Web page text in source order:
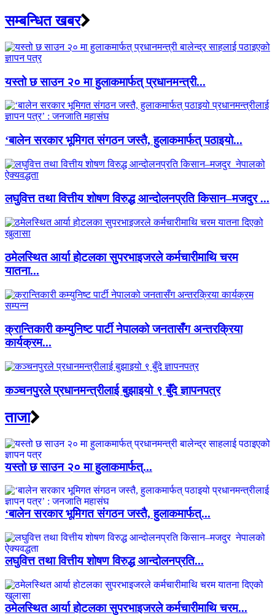
सम्बन्धित खबर
यस्तो छ साउन २० मा हुलाकमार्फत् प्रधानमन्त्री...
‘बालेन सरकार भूमिगत संगठन जस्तै, हुलाकमार्फत् पठाइयो...
लघुवित्त तथा वित्तीय शोषण विरुद्ध आन्दोलनप्रति किसान–मजदुर ...
ठमेलस्थित आर्या होटलका सुपरभाइजरले कर्मचारीमाथि चरम
यातना...
क्रान्तिकारी कम्युनिष्ट पार्टी नेपालको जनतासँग अन्तरक्रिया
कार्यक्रम...
कञ्चनपुरले प्रधानमन्त्रीलाई बुझाइयो ९ बुँदे ज्ञापनपत्र
ताजा
यस्तो छ साउन २० मा हुलाकमार्फत्...
‘बालेन सरकार भूमिगत संगठन जस्तै, हुलाकमार्फत्...
लघुवित्त तथा वित्तीय शोषण विरुद्ध आन्दोलनप्रति...
ठमेलस्थित आर्या होटलका सुपरभाइजरले कर्मचारीमाथि चरम...